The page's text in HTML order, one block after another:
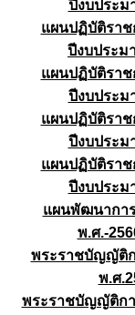
ปีงบประม
แผนปฏิบัติราช
ปีงบประม
แผนปฏิบัติราช
ปีงบประม
แผนปฏิบัติราช
ปีงบประม
แผนปฏิบัติราช
ปีงบประม
แผนพัฒนากา
พ.ศ.-
พระราชบัญญัติ
พ.ศ
พระราชบัญญัติก